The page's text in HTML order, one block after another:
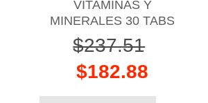
VITAMINAS Y
MINERALES 30 TABS
$237.51
$182.88